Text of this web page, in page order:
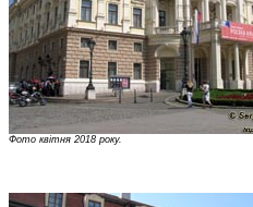
Фото квітня 2018 року.